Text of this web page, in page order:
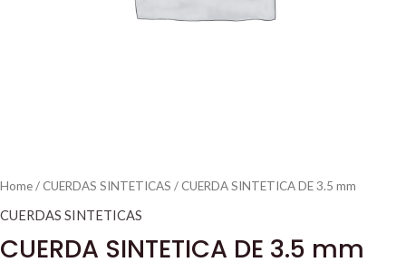
Home/ CUERDAS SINTETICAS / CUERDA SINTETICA DE 3.5 mm
CUERDAS SINTETICAS
CUERDA SINTETICA DE 3.5 mm